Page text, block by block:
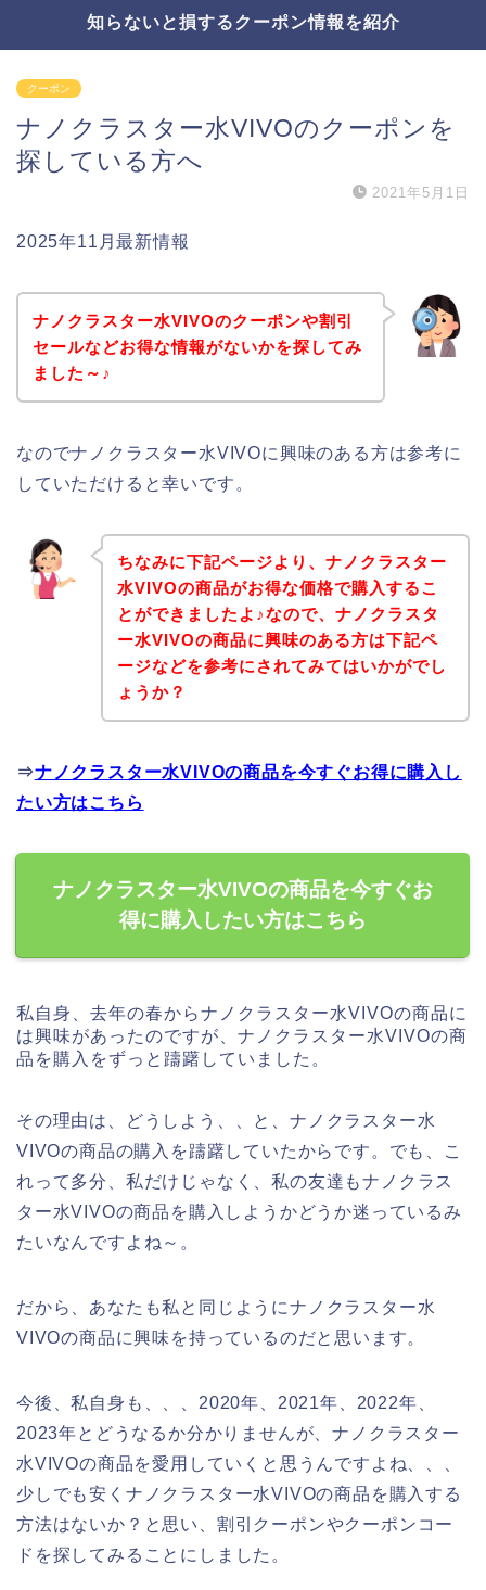
知らないと損するクーポン情報を紹介
クーポン
ナノクラスター水VIVOのクーポンを
探している方へ
2021年5月1日
2025年11月最新情報
ナノクラスター水VIVOのクーポンや割引
セールなどお得な情報がないかを探してみ
ました～♪
なのでナノクラスター水VIVOに興味のある方は参考に
していただけると幸いです。
ちなみに下記ページより、ナノクラスター
水VIVOの商品がお得な価格で購入するこ
とができましたよ♪なので、ナノクラスタ
ー水VIVOの商品に興味のある方は下記ペ
ージなどを参考にされてみてはいかがでし
ょうか？
⇒ナノクラスター水VIVOの商品を今すぐお得に購入し
たい方はこちら
ナノクラスター水VIVOの商品を今すぐお
得に購入したい方はこちら
私自身、去年の春からナノクラスター水VIVOの商品に
は興味があったのですが、ナノクラスター水VIVOの商
品を購入をずっと躊躇していました。
その理由は、どうしよう、、と、ナノクラスター水
VIVOの商品の購入を躊躇していたからです。でも、こ
れって多分、私だけじゃなく、私の友達もナノクラス
ター水VIVOの商品を購入しようかどうか迷っているみ
たいなんですよね～。
だから、あなたも私と同じようにナノクラスター水
VIVOの商品に興味を持っているのだと思います。
今後、私自身も、、、2020年、2021年、2022年、
2023年とどうなるか分かりませんが、ナノクラスター
水VIVOの商品を愛用していくと思うんですよね、、、
少しでも安くナノクラスター水VIVOの商品を購入する
方法はないか？と思い、割引クーポンやクーポンコー
ドを探してみることにしました。